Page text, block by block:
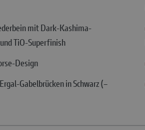
mit Dark-Kashima-
TiO-Superfinish
Design
Gabelbrücken in Schwarz (–